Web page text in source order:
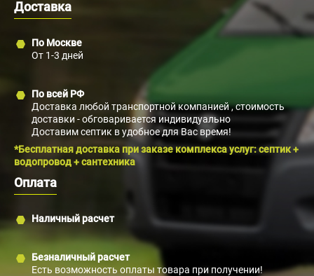
Доставка
По Москве
От 1-3 дней
По всей РФ
Доставка любой транспортной компанией , стоимость
доставки - обговаривается индивидуально
Доставим септик в удобное для Вас время!
*Бесплатная доставка при заказе комплекса услуг: септик +
водопровод + сантехника
Оплата
Наличный расчет
Безналичный расчет
Есть возможность оплаты товара при получении!